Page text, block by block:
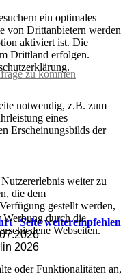
zu kommen
|Seite weiterempfehlen
2026
ein optimales
von Drittanbietern werden
aktiviert ist. Die
Drittland erfolgen.
notwendig, z.B. zum
eines
Erscheinungsbilds der
weiter zu
die dem
gestellt werden,
Werbung durch die
Webseiten.
oder Funktionalitäten an,